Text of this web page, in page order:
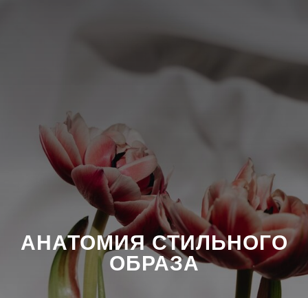
АНАТОМИЯ СТИЛЬНОГО
ОБРАЗА